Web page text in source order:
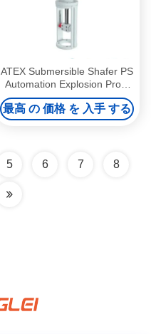
ATEX Submersible Shafer PS
Automation Explosion Proof
Electric Actuator with
30000/Year Production
Capacity
最高 の 価格 を 入手 する
5 6 7 8